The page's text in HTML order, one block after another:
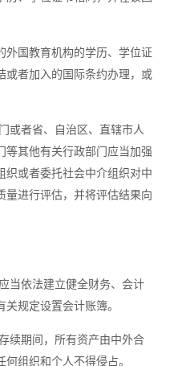
国教育机构的学历、学位证
或者加入的国际条约办理，或
或者省、自治区、直辖市人
等其他有关行政部门应当加强
织或者委托社会中介组织对中
量进行评估，并将评估结果向
当依法建立健全财务、会计
规定设置会计账簿。
续期间，所有资产由中外合
组织和个人不得侵占。